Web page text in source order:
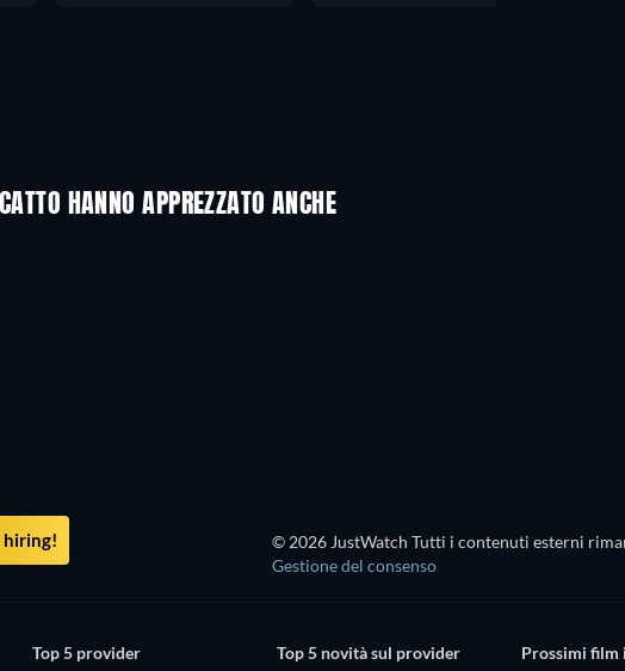
HANNO APPREZZATO ANCHE
hiring! © 2026 JustWatch Tutti i contenuti esterni
Gestione del consenso
Top 5 provider Top 5 novità sul provider Prossimi film